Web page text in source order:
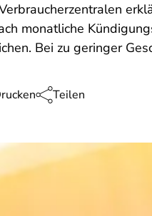
monatliche
Bei zu geringer
Teilen